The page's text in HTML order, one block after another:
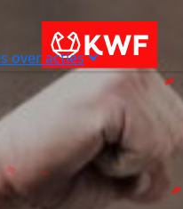
over acties